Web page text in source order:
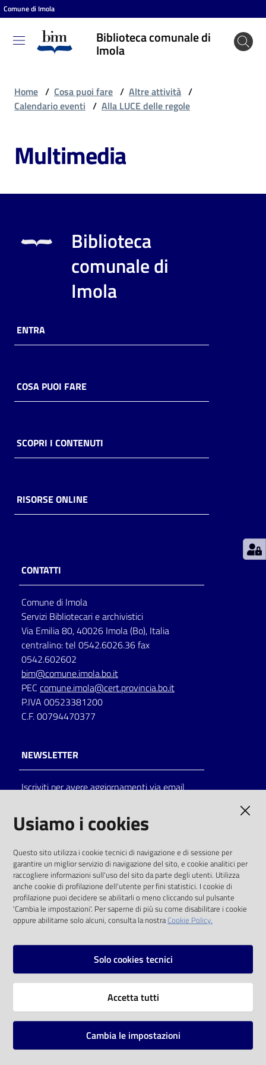
Vai al contenuto
Vai alla navigazione
Vai al footer
Comune di Imola
Biblioteca comunale di
Imola
Biblioteca
comunale
puoi
Risorse
online
Casa
Piani
storico
per
lettura
Seguici
su
Catalogo
on line
Eventi
Chiedi al
bibliotecario
Home / Cosa puoi fare / Altre attività /
Calendario eventi / Alla LUCE delle regole
Multimedia
Biblioteca
comunale di
Imola
ENTRA
COSA PUOI FARE
SCOPRI I CONTENUTI
RISORSE ONLINE
CONTATTI
Comune di Imola
Servizi Bibliotecari e archivistici
Via Emilia 80, 40026 Imola (Bo), Italia
centralino: tel 0542.6026.36 fax
0542.602602
bim@comune.imola.bo.it
PEC comune.imola@cert.provincia.bo.it
P.IVA 00523381200
C.F. 00794470377
NEWSLETTER
Iscriviti per avere aggiornamenti via email
solo alle condizioni previste dalla direttiva
comunitaria 2003/98/CE e dal d.lgs. 36/2006
SOCIAL
Instagram
Vai alla pagina
Mappa del sito
Usiamo i cookies
Questo sito utilizza i cookie tecnici di navigazione e di sessione per
garantire un miglior servizio di navigazione del sito, e cookie analitici per
raccogliere informazioni sull'uso del sito da parte degli utenti. Utilizza
anche cookie di profilazione dell'utente per fini statistici. I cookie di
profilazione puoi decidere se abilitarli o meno cliccando sul pulsante
'Cambia le impostazioni'. Per saperne di più su come disabilitare i cookie
oppure abilitarne solo alcuni, consulta la nostraCookie Policy.
Solo cookies tecnici
Accetta tutti
Cambia le impostazioni